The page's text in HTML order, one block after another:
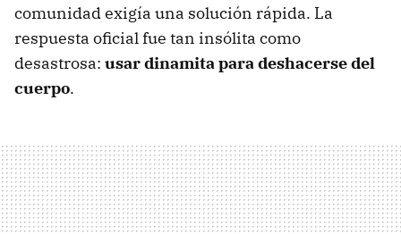
comunidad exigía una solución rápida. La
respuesta oficial fue tan insólita como
desastrosa: usar dinamita para deshacerse del
cuerpo.